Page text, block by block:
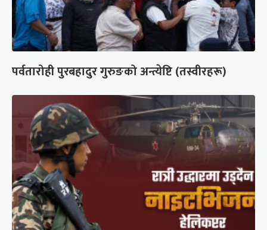
पर्वतारोही पुरबहादुर गुरुङको अन्त्येष्टि (तस्वीरहरू)